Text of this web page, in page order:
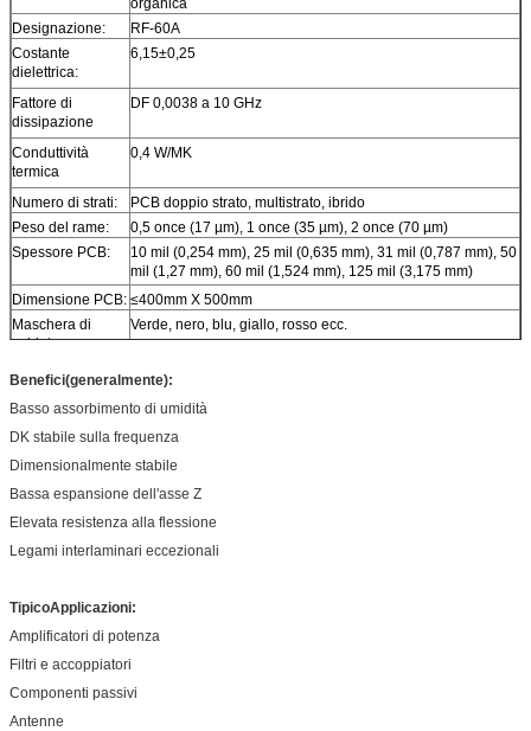
organica
Designazione:
RF-60A
Costante
dielettrica:
6,15±0,25
Fattore di
dissipazione
DF 0,0038 a 10 GHz
Conduttività
termica
0,4 W/MK
Numero di strati:
PCB doppio strato, multistrato, ibrido
Peso del rame:
0,5 once (17 µm), 1 once (35 µm), 2 once (70 µm)
Spessore PCB:
10 mil (0,254 mm), 25 mil (0,635 mm), 31 mil (0,787 mm), 50
mil (1,27 mm), 60 mil (1,524 mm), 125 mil (3,175 mm)
Dimensione PCB: ≤400mm X 500mm
Maschera di
saldatura:
Verde, nero, blu, giallo, rosso ecc.
superficiale:
Benefici(generalmente):
Basso assorbimento di umidità
DK stabile sulla frequenza
Dimensionalmente stabile
Bassa espansione dell'asse Z
Elevata resistenza alla flessione
Legami interlaminari eccezionali
TipicoApplicazioni:
Amplificatori di potenza
Filtri e accoppiatori
Componenti passivi
Antenne